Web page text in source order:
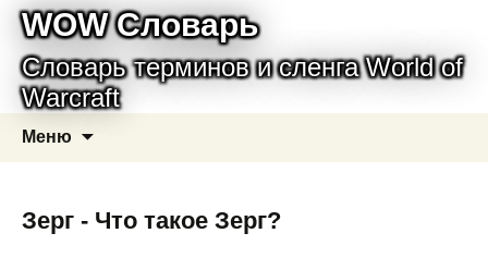
WOW Словарь
Словарь терминов и сленга World of
Warcraft
Меню
Зерг - Что такое Зерг?